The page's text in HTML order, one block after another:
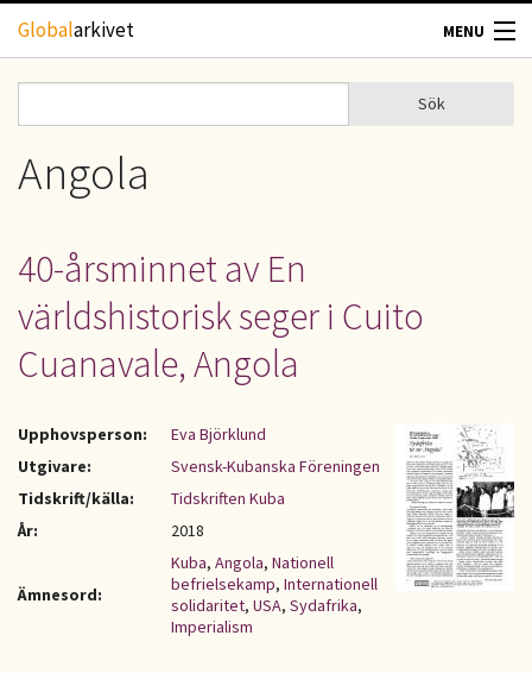
Hoppa till huvudinnehåll
Globalarkivet MENU
TIDSKRIFTER
UPPHOVSRÄTT
Sökformulär
Sök
Angola
40-årsminnet av En
världshistorisk seger i Cuito
Cuanavale, Angola
Upphovsperson:
Eva Björklund
Utgivare:
Svensk-Kubanska Föreningen
Tidskrift/källa:
Tidskriften Kuba
År:
2018
Ämnesord:
Kuba, Angola, Nationell
befrielsekamp, Internationell
solidaritet, USA, Sydafrika,
Imperialism